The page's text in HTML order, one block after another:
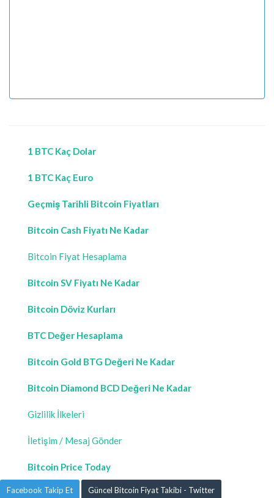
1 BTC Kaç Dolar
1 BTC Kaç Euro
Geçmiş Tarihli Bitcoin Fiyatları
Bitcoin Cash Fiyatı Ne Kadar
Bitcoin Fiyat Hesaplama
Bitcoin SV Fiyatı Ne Kadar
Bitcoin Döviz Kurları
BTC Değer Hesaplama
Bitcoin Gold BTG Değeri Ne Kadar
Bitcoin Diamond BCD Değeri Ne Kadar
Gizlilik İlkeleri
İletişim / Mesaj Gönder
Bitcoin Price Today
Facebook Takip Et Güncel Bitcoin Fiyat Takibi - Twitter